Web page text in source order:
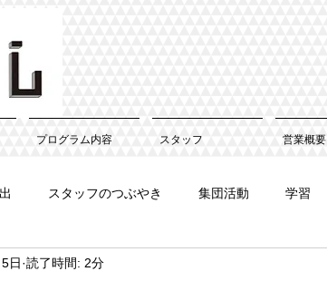
プログラム内容 スタッフ 営業概要
スタッフのつぶやき 集団活動 学習
日 読了時間: 2分